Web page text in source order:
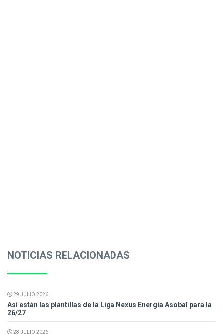
NOTICIAS RELACIONADAS
29 JULIO 2026
Así están las plantillas de la Liga Nexus Energia Asobal para la
26/27
28 JULIO 2026